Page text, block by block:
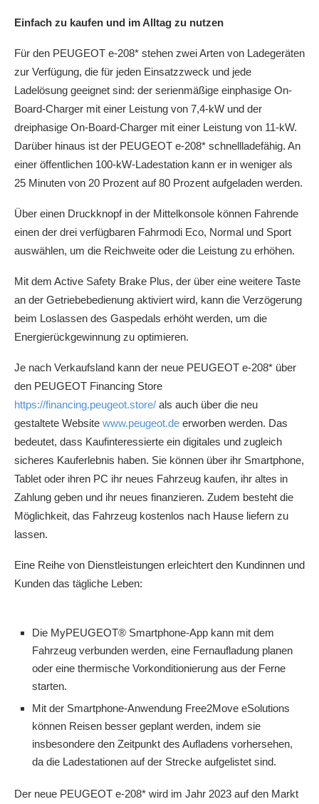
Einfach zu kaufen und im Alltag zu nutzen
Für den PEUGEOT e-208* stehen zwei Arten von Ladegeräten
zur Verfügung, die für jeden Einsatzzweck und jede
Ladelösung geeignet sind: der serienmäßige einphasige On-
Board-Charger mit einer Leistung von 7,4-kW und der
dreiphasige On-Board-Charger mit einer Leistung von 11-kW.
Darüber hinaus ist der PEUGEOT e-208* schnellladefähig. An
einer öffentlichen 100-kW-Ladestation kann er in weniger als
25 Minuten von 20 Prozent auf 80 Prozent aufgeladen werden.
Über einen Druckknopf in der Mittelkonsole können Fahrende
einen der drei verfügbaren Fahrmodi Eco, Normal und Sport
auswählen, um die Reichweite oder die Leistung zu erhöhen.
Mit dem Active Safety Brake Plus, der über eine weitere Taste
an der Getriebebedienung aktiviert wird, kann die Verzögerung
beim Loslassen des Gaspedals erhöht werden, um die
Energierückgewinnung zu optimieren.
Je nach Verkaufsland kann der neue PEUGEOT e-208* über
den PEUGEOT Financing Store
https://financing.peugeot.store/ als auch über die neu
gestaltete Website www.peugeot.de erworben werden. Das
bedeutet, dass Kaufinteressierte ein digitales und zugleich
sicheres Kauferlebnis haben. Sie können über ihr Smartphone,
Tablet oder ihren PC ihr neues Fahrzeug kaufen, ihr altes in
Zahlung geben und ihr neues finanzieren. Zudem besteht die
Möglichkeit, das Fahrzeug kostenlos nach Hause liefern zu
lassen.
Eine Reihe von Dienstleistungen erleichtert den Kundinnen und
Kunden das tägliche Leben:
Die MyPEUGEOT® Smartphone-App kann mit dem
Fahrzeug verbunden werden, eine Fernaufladung planen
oder eine thermische Vorkonditionierung aus der Ferne
starten.
Mit der Smartphone-Anwendung Free2Move eSolutions
können Reisen besser geplant werden, indem sie
insbesondere den Zeitpunkt des Aufladens vorhersehen,
da die Ladestationen auf der Strecke aufgelistet sind.
Der neue PEUGEOT e-208* wird im Jahr 2023 auf den Markt